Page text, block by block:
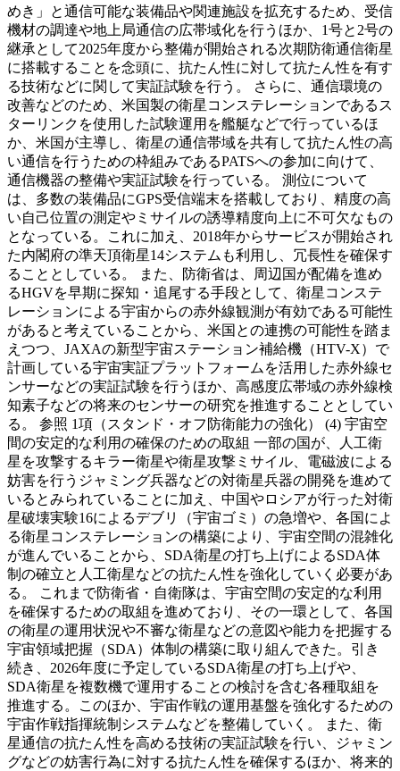
めき」と通信可能な装備品や関連施設を拡充するため、受信
機材の調達や地上局通信の広帯域化を行うほか、1号と2号の
継承として2025年度から整備が開始される次期防衛通信衛星
に搭載することを念頭に、抗たん性に対して抗たん性を有す
る技術などに関して実証試験を行う。 さらに、通信環境の
改善などのため、米国製の衛星コンステレーションであるス
ターリンクを使用した試験運用を艦艇などで行っているほ
か、米国が主導し、衛星の通信帯域を共有して抗たん性の高
い通信を行うための枠組みであるPATSへの参加に向けて、
通信機器の整備や実証試験を行っている。 測位について
は、多数の装備品にGPS受信端末を搭載しており、精度の高
い自己位置の測定やミサイルの誘導精度向上に不可欠なもの
となっている。これに加え、2018年からサービスが開始され
た内閣府の準天頂衛星14システムも利用し、冗長性を確保す
ることとしている。 また、防衛省は、周辺国が配備を進め
るHGVを早期に探知・追尾する手段として、衛星コンステ
レーションによる宇宙からの赤外線観測が有効である可能性
があると考えていることから、米国との連携の可能性を踏ま
えつつ、JAXAの新型宇宙ステーション補給機（HTV-X）で
計画している宇宙実証プラットフォームを活用した赤外線セ
ンサーなどの実証試験を行うほか、高感度広帯域の赤外線検
知素子などの将来のセンサーの研究を推進することとしてい
る。 参照 1項（スタンド・オフ防衛能力の強化） (4) 宇宙空
間の安定的な利用の確保のための取組 一部の国が、人工衛
星を攻撃するキラー衛星や衛星攻撃ミサイル、電磁波による
妨害を行うジャミング兵器などの対衛星兵器の開発を進めて
いるとみられていることに加え、中国やロシアが行った対衛
星破壊実験16によるデブリ（宇宙ゴミ）の急増や、各国によ
る衛星コンステレーションの構築により、宇宙空間の混雑化
が進んでいることから、SDA衛星の打ち上げによるSDA体
制の確立と人工衛星などの抗たん性を強化していく必要があ
る。 これまで防衛省・自衛隊は、宇宙空間の安定的な利用
を確保するための取組を進めており、その一環として、各国
の衛星の運用状況や不審な衛星などの意図や能力を把握する
宇宙領域把握（SDA）体制の構築に取り組んできた。引き
続き、2026年度に予定しているSDA衛星の打ち上げや、
SDA衛星を複数機で運用することの検討を含む各種取組を
推進する。このほか、宇宙作戦の運用基盤を強化するための
宇宙作戦指揮統制システムなどを整備していく。 また、衛
星通信の抗たん性を高める技術の実証試験を行い、ジャミン
グなどの妨害行為に対する抗たん性を確保するほか、将来的